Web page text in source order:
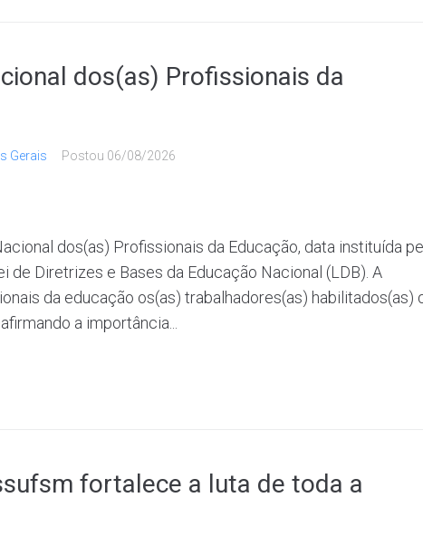
dos(as) Profissionais da
Gerais Postou 06/08/2026
dos(as) Profissionais da Educação, data instituída
de Diretrizes e Bases da Educação Nacional (LDB). A
da educação os(as) trabalhadores(as) habilitados(as)
a importância...
fortalece a luta de toda a